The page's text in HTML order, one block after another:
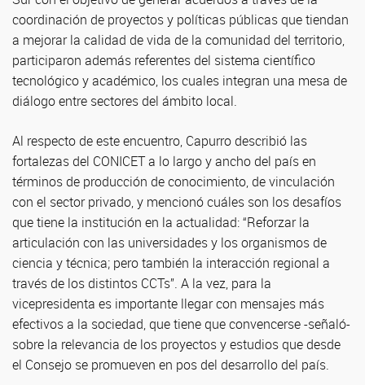
coordinación de proyectos y políticas públicas que tiendan
a mejorar la calidad de vida de la comunidad del territorio,
participaron además referentes del sistema científico
tecnológico y académico, los cuales integran una mesa de
diálogo entre sectores del ámbito local.
Al respecto de este encuentro, Capurro describió las
fortalezas del CONICET a lo largo y ancho del país en
términos de producción de conocimiento, de vinculación
con el sector privado, y mencionó cuáles son los desafíos
que tiene la institución en la actualidad: “Reforzar la
articulación con las universidades y los organismos de
ciencia y técnica; pero también la interacción regional a
través de los distintos CCTs”. A la vez, para la
vicepresidenta es importante llegar con mensajes más
efectivos a la sociedad, que tiene que convencerse -señaló-
sobre la relevancia de los proyectos y estudios que desde
el Consejo se promueven en pos del desarrollo del país.